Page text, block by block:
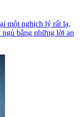
một nghịch lý rất lạ,
bằng những lời an